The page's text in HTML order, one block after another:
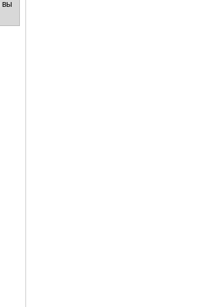
вы